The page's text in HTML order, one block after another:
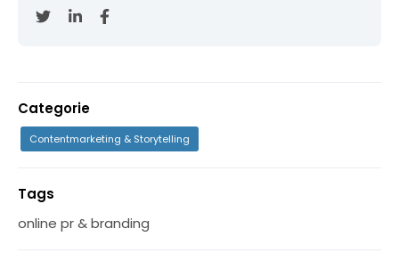
Categorie
Contentmarketing & Storytelling
Tags
online pr & branding